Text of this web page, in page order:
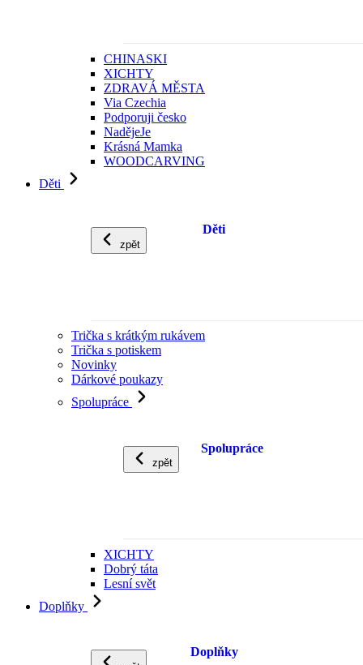
CHINASKI
XICHTY
ZDRAVÁ MĚSTA
Via Czechia
Podporuji česko
NadějeJe
Krásná Mamka
WOODCARVING
Děti
zpět
Děti
Trička s krátkým rukávem
Trička s potiskem
Novinky
Dárkové poukazy
Spolupráce
zpět
Spolupráce
XICHTY
Dobrý táta
Lesní svět
Doplňky
Doplňky